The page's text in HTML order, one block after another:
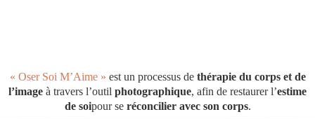
« Oser Soi M’Aime » est un processus de thérapie du corps et de
l’image à travers l’outil photographique, afin de restaurer l’estime
de soipour se réconcilier avec son corps.